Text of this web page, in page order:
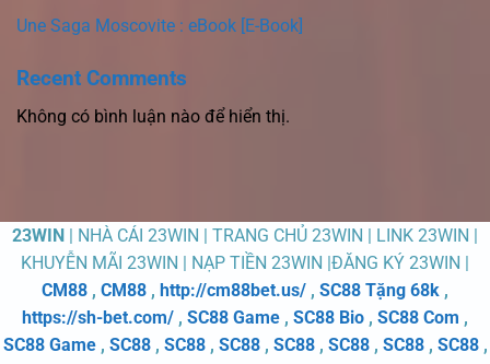
Une Saga Moscovite : eBook [E-Book]
Recent Comments
Không có bình luận nào để hiển thị.
23WIN | NHÀ CÁI 23WIN | TRANG CHỦ 23WIN | LINK 23WIN |
KHUYỄN MÃI 23WIN | NẠP TIỀN 23WIN |ĐĂNG KÝ 23WIN |
CM88 , CM88 , http://cm88bet.us/ , SC88 Tặng 68k ,
https://sh-bet.com/ , SC88 Game , SC88 Bio , SC88 Com ,
SC88 Game, SC88, SC88, SC88, SC88, SC88, SC88, SC88,